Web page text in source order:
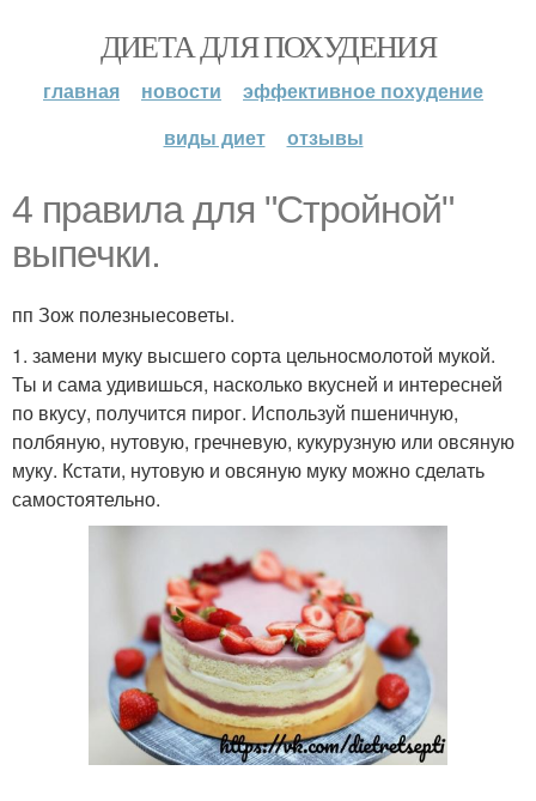
ДИЕТА ДЛЯ ПОХУДЕНИЯ
главная новости
эффективное похудение
виды диет
отзывы
4 правила для "Стройной"
выпечки.
пп Зож полезныесоветы.
1. замени муку высшего сорта цельносмолотой мукой.
Ты и сама удивишься, насколько вкусней и интересней
по вкусу, получится пирог. Используй пшеничную,
полбяную, нутовую, гречневую, кукурузную или овсяную
муку. Кстати, нутовую и овсяную муку можно сделать
самостоятельно.